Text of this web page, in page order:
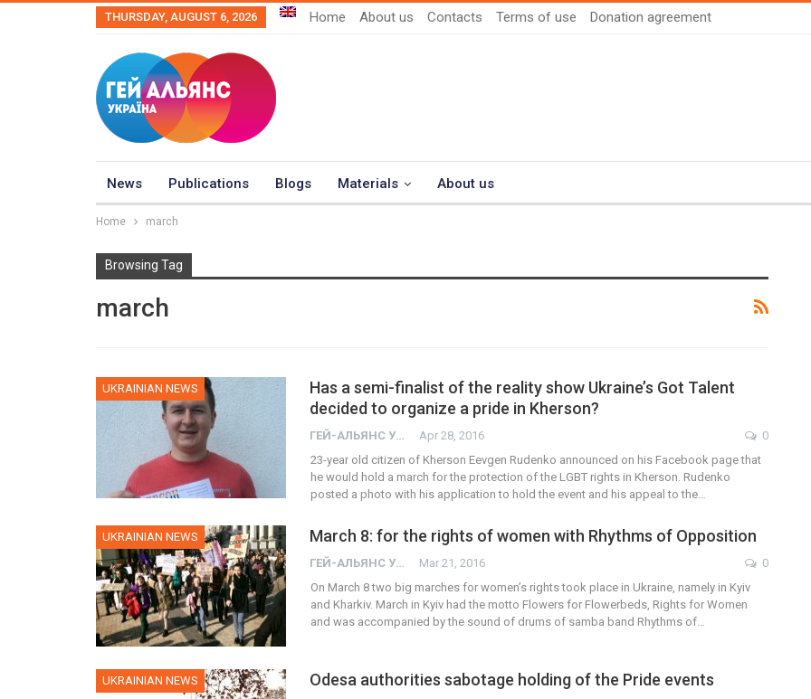
THURSDAY, AUGUST 6, 2026 Home About us Contacts Terms of use Donation agreement
News Publications Blogs Materials About us
Home march
Browsing Tag
march
UKRAINIAN NEWS
Has a semi-finalist of the reality show Ukraine’s Got Talent
decided to organize a pride in Kherson?
ГЕЙ-АЛЬЯНС УКРАИНА Apr 28, 2016
0
23-year old citizen of Kherson Eevgen Rudenko announced on his Facebook page that
he would hold a march for the protection of the LGBT rights in Kherson. Rudenko
posted a photo with his application to hold the event and his appeal to the…
UKRAINIAN NEWS March 8: for the rights of women with Rhythms of Opposition
ГЕЙ-АЛЬЯНС УКРАИНА Mar 21, 2016
0
On March 8 two big marches for women’s rights took place in Ukraine, namely in Kyiv
and Kharkiv. March in Kyiv had the motto Flowers for Flowerbeds, Rights for Women
and was accompanied by the sound of drums of samba band Rhythms of…
UKRAINIAN NEWS Odesa authorities sabotage holding of the Pride events